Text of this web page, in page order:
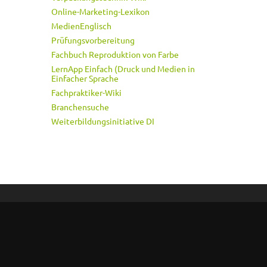
Online-Marketing-Lexikon
MedienEnglisch
Prüfungsvorbereitung
Fachbuch Reproduktion von Farbe
LernApp Einfach (Druck und Medien in
Einfacher Sprache
Fachpraktiker-Wiki
Branchensuche
Weiterbildungsinitiative DI